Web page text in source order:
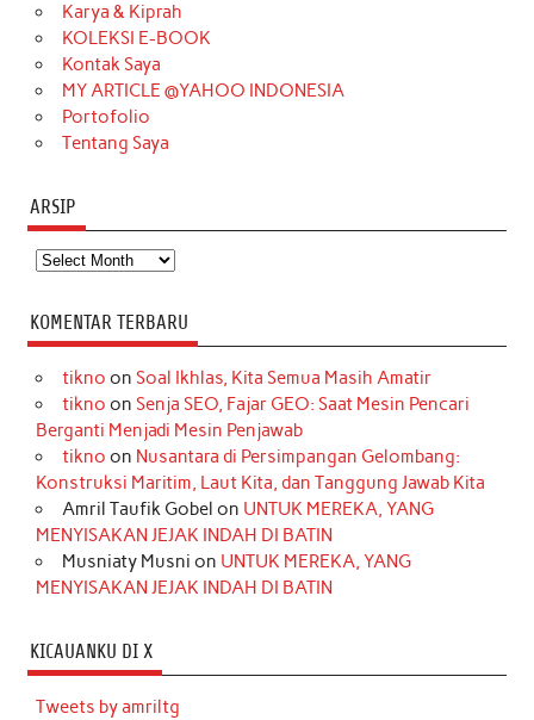
k
a
m
Karya & Kiprah
KOLEKSI E-BOOK
Kontak Saya
MY ARTICLE @YAHOO INDONESIA
Portofolio
Tentang Saya
ARSIP
Arsip
KOMENTAR TERBARU
tikno on Soal Ikhlas, Kita Semua Masih Amatir
tikno on Senja SEO, Fajar GEO: Saat Mesin Pencari
Berganti Menjadi Mesin Penjawab
tikno on Nusantara di Persimpangan Gelombang:
Konstruksi Maritim, Laut Kita, dan Tanggung Jawab Kita
Amril Taufik Gobel on UNTUK MEREKA, YANG
MENYISAKAN JEJAK INDAH DI BATIN
Musniaty Musni on UNTUK MEREKA, YANG
MENYISAKAN JEJAK INDAH DI BATIN
KICAUANKU DI X
Tweets by amriltg